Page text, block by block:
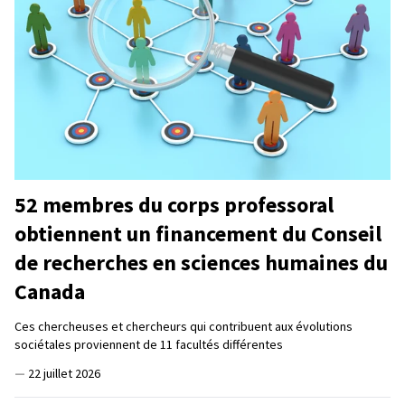
52 membres du corps professoral
obtiennent un financement du Conseil
de recherches en sciences humaines du
Canada
Ces chercheuses et chercheurs qui contribuent aux évolutions
sociétales proviennent de 11 facultés différentes
— 22 juillet 2026